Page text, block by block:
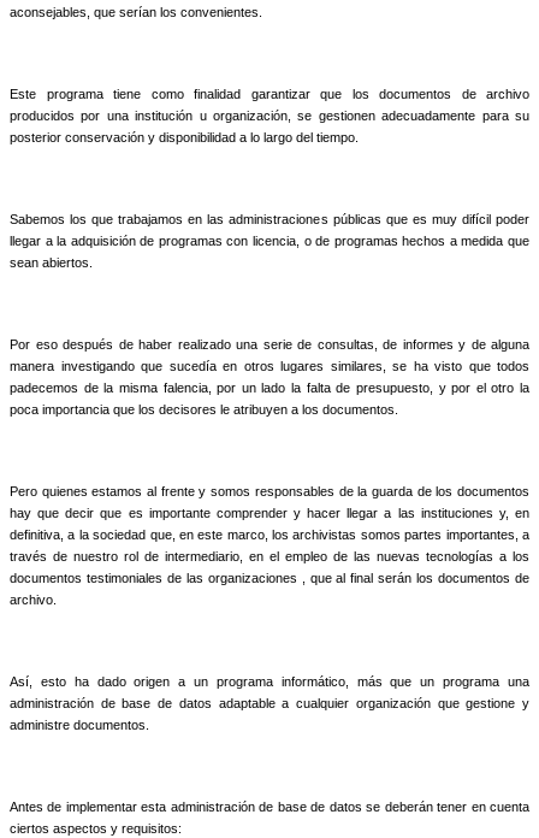
aconsejables, que serían los convenientes.
Este programa tiene como finalidad garantizar que los documentos de archivo
producidos por una institución u organización, se gestionen adecuadamente para su
posterior conservación y disponibilidad a lo largo del tiempo.
Sabemos los que trabajamos en las administraciones públicas que es muy difícil poder
llegar a la adquisición de programas con licencia, o de programas hechos a medida que
sean abiertos.
Por eso después de haber realizado una serie de consultas, de informes y de alguna
manera investigando que sucedía en otros lugares similares, se ha visto que todos
padecemos de la misma falencia, por un lado la falta de presupuesto, y por el otro la
poca importancia que los decisores le atribuyen a los documentos.
Pero quienes estamos al frente y somos responsables de la guarda de los documentos
hay que decir que es importante comprender y hacer llegar a las instituciones y, en
definitiva, a la sociedad que, en este marco, los archivistas somos partes importantes, a
través de nuestro rol de intermediario, en el empleo de las nuevas tecnologías a los
documentos testimoniales de las organizaciones , que al final serán los documentos de
archivo.
Así, esto ha dado origen a un programa informático, más que un programa una
administración de base de datos adaptable a cualquier organización que gestione y
administre documentos.
Antes de implementar esta administración de base de datos se deberán tener en cuenta
ciertos aspectos y requisitos: